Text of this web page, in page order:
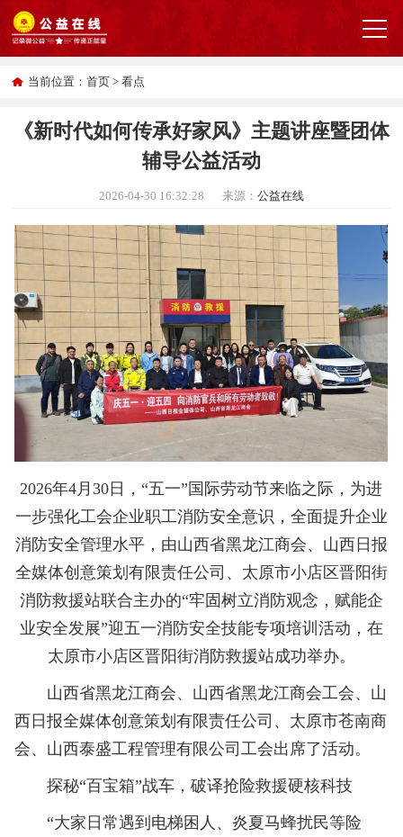
当前位置：首页 >看点
《新时代如何传承好家风》主题讲座暨团体
辅导公益活动
2026-04-30 16:32:28 来源：公益在线
2026年4月30日，“五一”国际劳动节来临之际，为进
一步强化工会企业职工消防安全意识，全面提升企业
消防安全管理水平，由山西省黑龙江商会、山西日报
全媒体创意策划有限责任公司、太原市小店区晋阳街
消防救援站联合主办的“牢固树立消防观念，赋能企
业安全发展”迎五一消防安全技能专项培训活动，在
太原市小店区晋阳街消防救援站成功举办。
山西省黑龙江商会、山西省黑龙江商会工会、山
西日报全媒体创意策划有限责任公司、太原市苍南商
会、山西泰盛工程管理有限公司工会出席了活动。
探秘“百宝箱”战车，破译抢险救援硬核科技
“大家日常遇到电梯困人、炎夏马蜂扰民等险